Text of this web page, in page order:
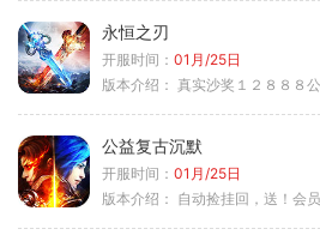
永恒之刃
开服时间： 01月/25日
版本介绍： 真实沙奖１２８８８
公益复古沉默
开服时间： 01月/25日
版本介绍： 自动捡挂回，送！会员满回